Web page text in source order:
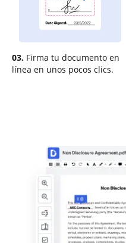
03. Firma tu documento en
línea en unos pocos clics.